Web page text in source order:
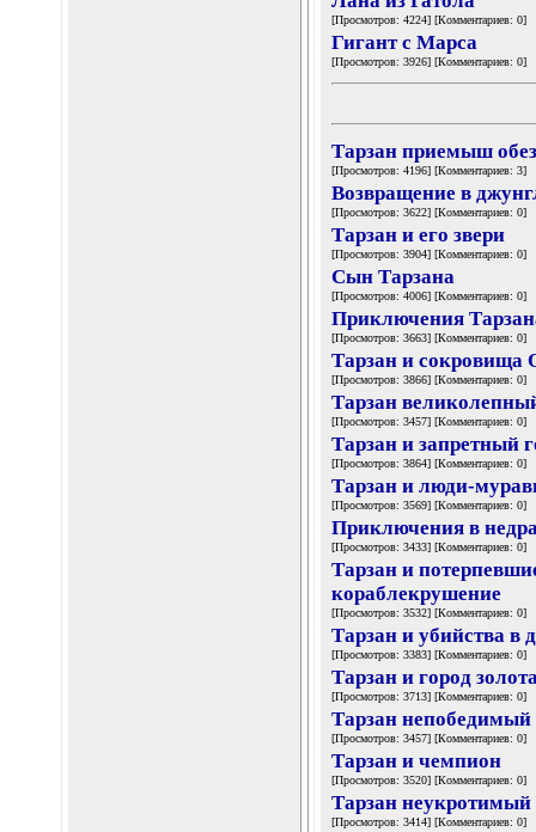
[Просмотров: 4224] [Комментариев: 0]
Гигант с Марса
[Просмотров: 3926] [Комментариев: 0]
Тарзан приемыш
[Просмотров: 4196] [Комментариев: 3]
Возвращение в
[Просмотров: 3622] [Комментариев: 0]
Тарзан и его звери
[Просмотров: 3904] [Комментариев: 0]
Сын Тарзана
[Просмотров: 4006] [Комментариев: 0]
Приключения
[Просмотров: 3663] [Комментариев: 0]
Тарзан и сокровища
[Просмотров: 3866] [Комментариев: 0]
Тарзан
[Просмотров: 3457] [Комментариев: 0]
Тарзан и запретный
[Просмотров: 3864] [Комментариев: 0]
Тарзан и люди-
[Просмотров: 3569] [Комментариев: 0]
Приключения в
[Просмотров: 3433] [Комментариев: 0]
Тарзан и
кораблекрушение
[Просмотров: 3532] [Комментариев: 0]
Тарзан и убийства в
[Просмотров: 3383] [Комментариев: 0]
Тарзан и город
[Просмотров: 3713] [Комментариев: 0]
Тарзан непобедимый
[Просмотров: 3457] [Комментариев: 0]
Тарзан и чемпион
[Просмотров: 3520] [Комментариев: 0]
Тарзан неукротимый
[Просмотров: 3414] [Комментариев: 0]